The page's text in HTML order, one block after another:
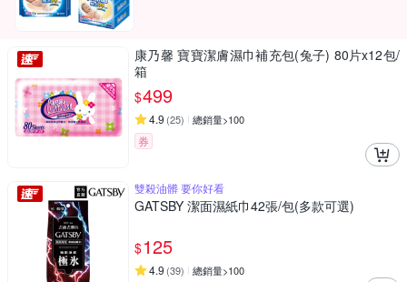
康乃馨 寶寶潔膚濕巾補充包(兔子) 80片x12包/
箱
$499
4.9 (25) 總銷量>100
券
雙殺油髒 要你好看
GATSBY 潔面濕紙巾42張/包(多款可選)
$125
4.9 (39) 總銷量>100